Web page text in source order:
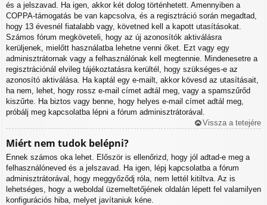
és a jelszavad. Ha igen, akkor két dolog történhetett. Amennyiben a
COPPA-támogatás be van kapcsolva, és a regisztráció során megadtad,
hogy 13 évesnél fiatalabb vagy, követned kell a kapott utasításokat.
Számos fórum megköveteli, hogy az új azonosítók aktiválásra
kerüljenek, mielőtt használatba lehetne venni őket. Ezt vagy egy
adminisztrátornak vagy a felhasználónak kell megtennie. Mindenesetre a
regisztrációnál elvileg tájékoztatásra kerültél, hogy szükséges-e az
azonosító aktiválása. Ha kaptál egy e-mailt, akkor kövesd az utasításait,
ha nem, lehet, hogy rossz e-mail címet adtál meg, vagy a spamszűrőd
kiszűrte. Ha biztos vagy benne, hogy helyes e-mail címet adtál meg,
próbálj meg kapcsolatba lépni a fórum adminisztrátorával.
Vissza a tetejére
Miért nem tudok belépni?
Ennek számos oka lehet. Először is ellenőrizd, hogy jól adtad-e meg a
felhasználóneved és a jelszavad. Ha igen, lépj kapcsolatba a fórum
adminisztrátorával, hogy meggyőződj róla, nem lettél kitiltva. Az is
lehetséges, hogy a weboldal üzemeltetőjének oldalán lépett fel valamilyen
konfigurációs hiba, melyet javítaniuk kéne.